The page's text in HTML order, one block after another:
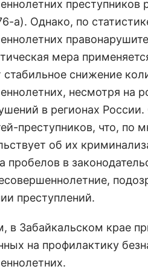
преступников
а). Однако, по
мера
снижение
несмотря на
в регионах
преступников, что, по
об их
пробелов в
преступлений.
в Забайкальском крае
на профилактику